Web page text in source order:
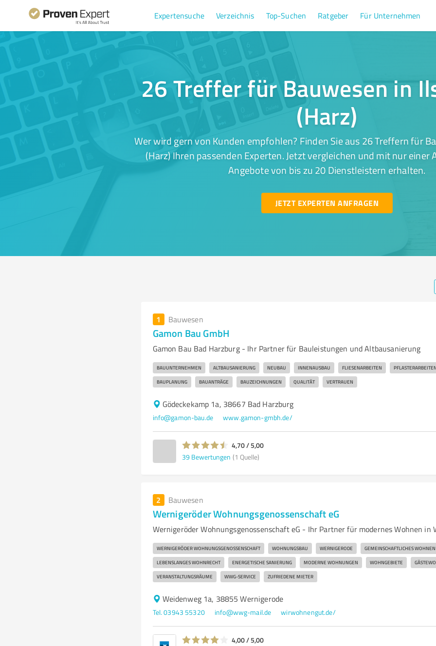
Expertensuche Verzeichnis Top-Suchen Ratgeber Für Unternehmen
26 Treffer für Bauwesen in
(Harz)
Wer wird gern von Kunden empfohlen? Finden Sie aus 26 Treffern für
(Harz) Ihren passenden Experten. Jetzt vergleichen und mit nur einer
Angebote von bis zu 20 Dienstleistern erhalten.
JETZT EXPERTEN ANFRAGEN
1 Bauwesen
Gamon Bau GmbH
Gamon Bau Bad Harzburg - Ihr Partner für Bauleistungen und Altbausanierung
BAUUNTERNEHMEN ALTBAUSANIERUNG NEUBAU INNENAUSBAU FLIESENARBEITEN
BAUPLANUNG BAUANTRÄGE BAUZEICHNUNGEN QUALITÄT VERTRAUEN
Gödeckekamp 1a, 38667 Bad Harzburg
info@gamon-bau.de www.gamon-gmbh.de/
4,70 / 5,00
39 Bewertungen (1 Quelle)
2 Bauwesen
Wernigeröder Wohnungsgenossenschaft eG
Wernigeröder Wohnungsgenossenschaft eG - Ihr Partner für modernes Wohnen in
WERNIGERÖDER WOHNUNGSGENOSSENSCHAFT WOHNUNGSBAU WERNIGERODE GEMEINSCHAFTLICHES WOHNEN
LEBENSLANGES WOHNRECHT ENERGETISCHE SANIERUNG MODERNE WOHNUNGEN WOHNGEBIETE
VERANSTALTUNGSRÄUME WWG-SERVICE ZUFRIEDENE MIETER
Weidenweg 1a, 38855 Wernigerode
Tel. 03943 55320 info@wwg-mail.de wirwohnengut.de/
4,00 / 5,00